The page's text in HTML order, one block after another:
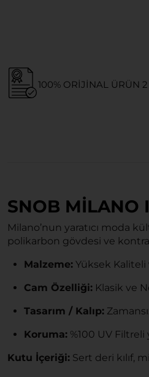
100% ORIJINAL ÜRÜN
SNOB MILANO
Milano’nun yaratıcı moda
polikarbon gövdesi ve
Malzeme: Yüksek Kaliteli
Cam Özelliği: Klasik ve
Tasarım / Kalıp:
Koruma: %100 UV
Kutu İçeriği: Sert deri kılıf,